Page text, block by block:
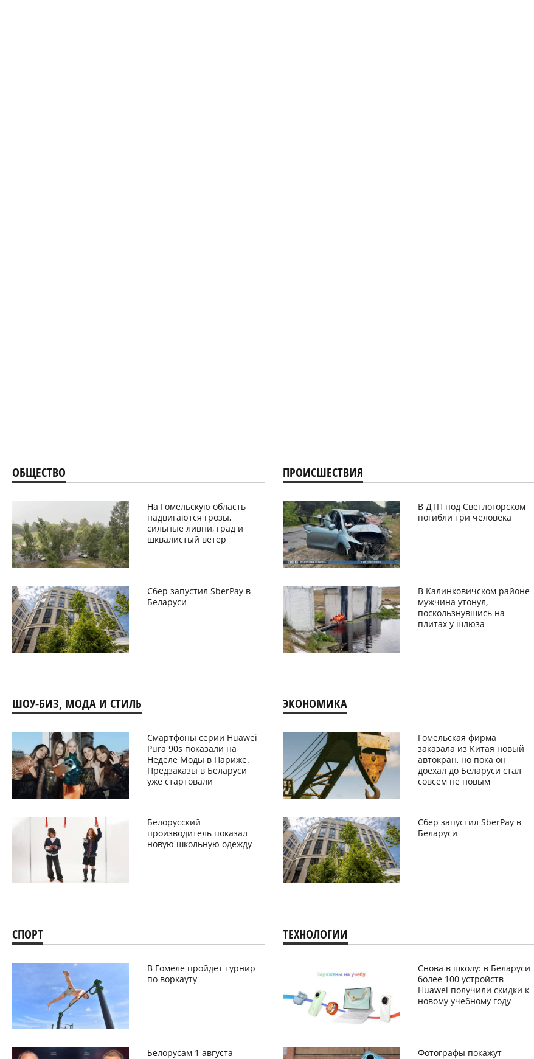
ОБЩЕСТВО
На Гомельскую область
надвигаются грозы,
сильные ливни, град и
шквалистый ветер
Сбер запустил SberPay в
Беларуси
ПРОИСШЕСТВИЯ
В ДТП под Светлогорском
погибли три человека
В Калинковичском районе
мужчина утонул,
поскользнувшись на
плитах у шлюза
ШОУ-БИЗ, МОДА И СТИЛЬ
Смартфоны серии Huawei
Pura 90s показали на
Неделе Моды в Париже.
Предзаказы в Беларуси
уже стартовали
Белорусский
производитель показал
новую школьную одежду
ЭКОНОМИКА
Гомельская фирма
заказала из Китая новый
автокран, но пока он
доехал до Беларуси стал
совсем не новым
Сбер запустил SberPay в
Беларуси
СПОРТ
В Гомеле пройдет турнир
по воркауту
Белорусам 1 августа
ТЕХНОЛОГИИ
Снова в школу: в Беларуси
более 100 устройств
Huawei получили скидки к
новому учебному году
Фотографы покажут